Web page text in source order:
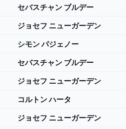
セバスチャン ブルデー
ジョセフ ニューガーデン
シモン パジェノー
セバスチャン ブルデー
ジョセフ ニューガーデン
コルトン ハータ
ジョセフ ニューガーデン